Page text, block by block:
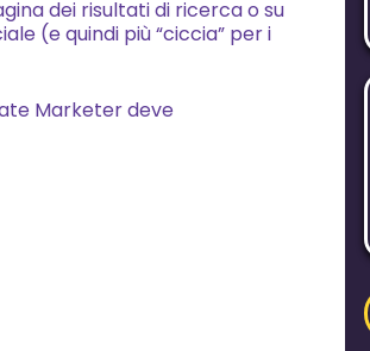
dei risultati di ricerca o su
(e quindi più “ciccia” per i
Marketer deve
della piattaforma LinkedIn, dove
chiarimento, scrivici a info@bee-